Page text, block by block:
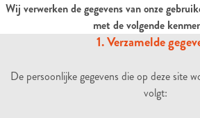
Wij verwerken de gegevens van onze
met de volgende
1. Verzamelde
De persoonlijke gegevens die op deze site
volgt: